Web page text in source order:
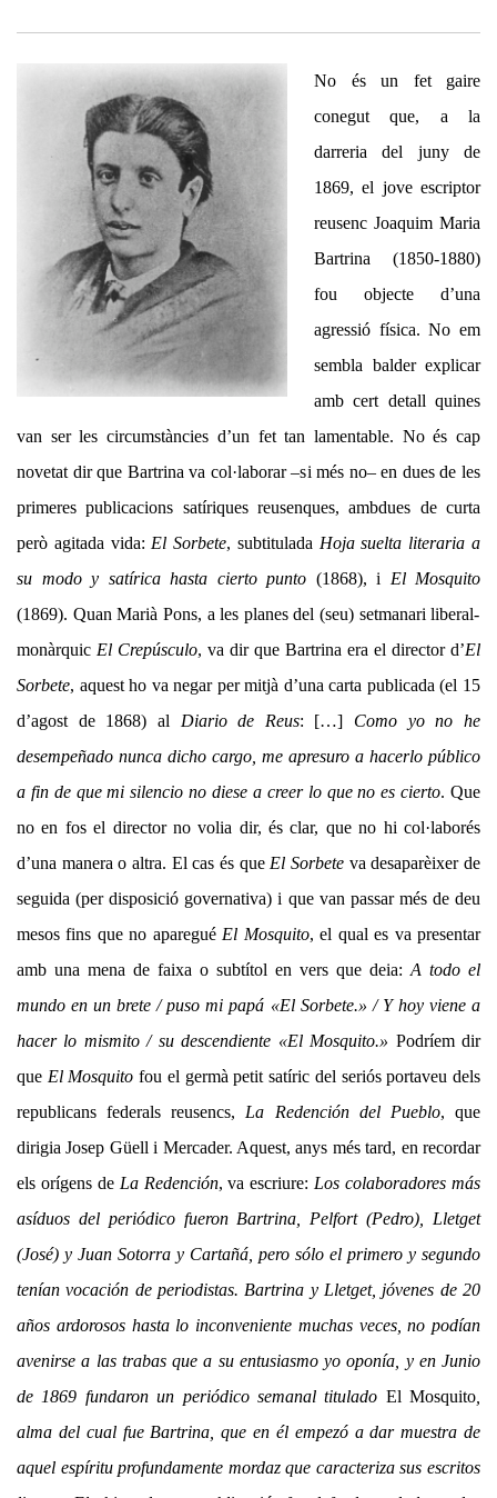
No és un fet gaire
conegut que, a la
darreria del juny de
1869, el jove escriptor
reusenc Joaquim Maria
Bartrina (1850-1880)
fou objecte d’una
agressió física. No em
sembla balder explicar
amb cert detall quines
van ser les circumstàncies d’un fet tan lamentable. No és cap
novetat dir que Bartrina va col·laborar –si més no– en dues de les
primeres publicacions satíriques reusenques, ambdues de curta
però agitada vida: El Sorbete, subtitulada Hoja suelta literaria a
su modo y satírica hasta cierto punto (1868), i El Mosquito
(1869). Quan Marià Pons, a les planes del (seu) setmanari liberal-
monàrquic El Crepúsculo, va dir que Bartrina era el director d’El
Sorbete, aquest ho va negar per mitjà d’una carta publicada (el 15
d’agost de 1868) al Diario de Reus: […] Como yo no he
desempeñado nunca dicho cargo, me apresuro a hacerlo público
a fin de que mi silencio no diese a creer lo que no es cierto. Que
no en fos el director no volia dir, és clar, que no hi col·laborés
d’una manera o altra. El cas és que El Sorbete va desaparèixer de
seguida (per disposició governativa) i que van passar més de deu
mesos fins que no aparegué El Mosquito, el qual es va presentar
amb una mena de faixa o subtítol en vers que deia: A todo el
mundo en un brete / puso mi papá «El Sorbete.» / Y hoy viene a
hacer lo mismito / su descendiente «El Mosquito.» Podríem dir
que El Mosquito fou el germà petit satíric del seriós portaveu dels
republicans federals reusencs, La Redención del Pueblo, que
dirigia Josep Güell i Mercader. Aquest, anys més tard, en recordar
els orígens de La Redención, va escriure: Los colaboradores más
asíduos del periódico fueron Bartrina, Pelfort (Pedro), Lletget
(José) y Juan Sotorra y Cartañá, pero sólo el primero y segundo
tenían vocación de periodistas. Bartrina y Lletget, jóvenes de 20
años ardorosos hasta lo inconveniente muchas veces, no podían
avenirse a las trabas que a su entusiasmo yo oponía, y en Junio
de 1869 fundaron un periódico semanal titulado El Mosquito
alma del cual fue Bartrina, que en él empezó a dar muestra de
aquel espíritu profundamente mordaz que caracteriza sus escritos